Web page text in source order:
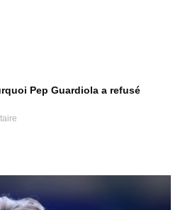
Pep Guardiola a refusé